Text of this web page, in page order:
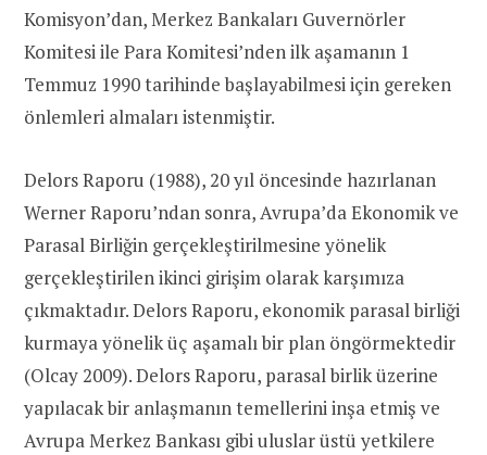
Komisyon’dan, Merkez Bankaları Guvernörler
Komitesi ile Para Komitesi’nden ilk aşamanın 1
Temmuz 1990 tarihinde başlayabilmesi için gereken
önlemleri almaları istenmiştir.
Delors Raporu (1988), 20 yıl öncesinde hazırlanan
Werner Raporu’ndan sonra, Avrupa’da Ekonomik ve
Parasal Birliğin gerçekleştirilmesine yönelik
gerçekleştirilen ikinci girişim olarak karşımıza
çıkmaktadır. Delors Raporu, ekonomik parasal birliği
kurmaya yönelik üç aşamalı bir plan öngörmektedir
(Olcay 2009). Delors Raporu, parasal birlik üzerine
yapılacak bir anlaşmanın temellerini inşa etmiş ve
Avrupa Merkez Bankası gibi uluslar üstü yetkilere